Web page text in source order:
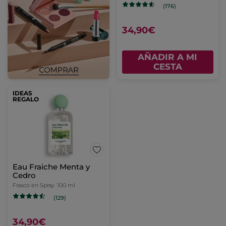
(176)
34,90€
AÑADIR A MI
CESTA
IDEAS
REGALO
Eau Fraiche Menta y
Cedro
Frasco en Spray 100 ml
(129)
34,90€